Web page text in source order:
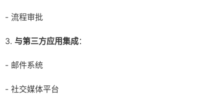
- 流程审批
3. 与第三方应用集成：
- 邮件系统
- 社交媒体平台